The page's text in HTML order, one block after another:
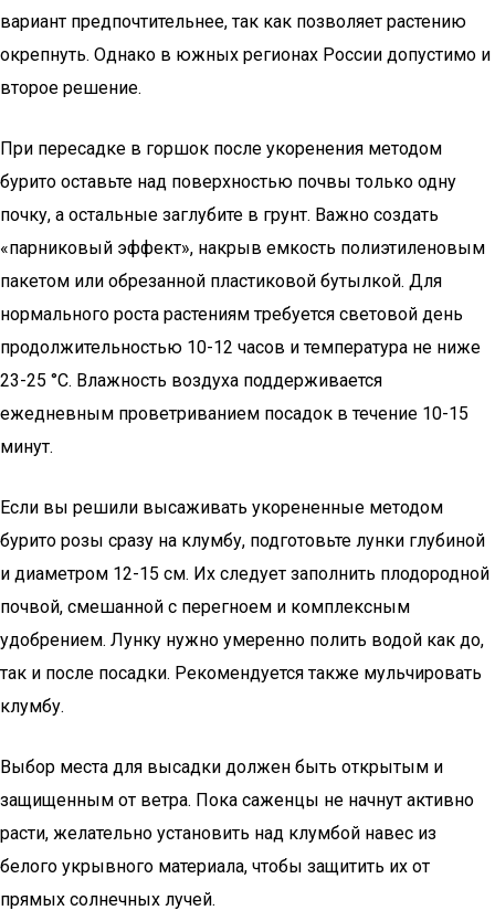
вариант предпочтительнее, так как позволяет растению
окрепнуть. Однако в южных регионах России допустимо и
второе решение.
При пересадке в горшок после укоренения методом
бурито оставьте над поверхностью почвы только одну
почку, а остальные заглубите в грунт. Важно создать
«парниковый эффект», накрыв емкость полиэтиленовым
пакетом или обрезанной пластиковой бутылкой. Для
нормального роста растениям требуется световой день
продолжительностью 10-12 часов и температура не ниже
23-25 °С. Влажность воздуха поддерживается
ежедневным проветриванием посадок в течение 10-15
минут.
Если вы решили высаживать укорененные методом
бурито розы сразу на клумбу, подготовьте лунки глубиной
и диаметром 12-15 см. Их следует заполнить плодородной
почвой, смешанной с перегноем и комплексным
удобрением. Лунку нужно умеренно полить водой как до,
так и после посадки. Рекомендуется также мульчировать
клумбу.
Выбор места для высадки должен быть открытым и
защищенным от ветра. Пока саженцы не начнут активно
расти, желательно установить над клумбой навес из
белого укрывного материала, чтобы защитить их от
прямых солнечных лучей.